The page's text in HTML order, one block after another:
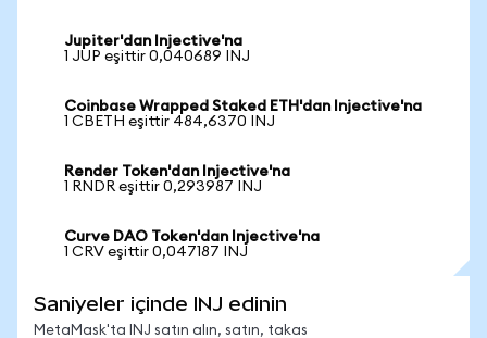
Jupiter'dan Injective'na
1 JUP eşittir 0,040689 INJ
Coinbase Wrapped Staked ETH'dan Injective'na
1 CBETH eşittir 484,6370 INJ
Render Token'dan Injective'na
1 RNDR eşittir 0,293987 INJ
Curve DAO Token'dan Injective'na
1 CRV eşittir 0,047187 INJ
Saniyeler içinde INJ edinin
MetaMask'ta INJ satın alın, satın, takas